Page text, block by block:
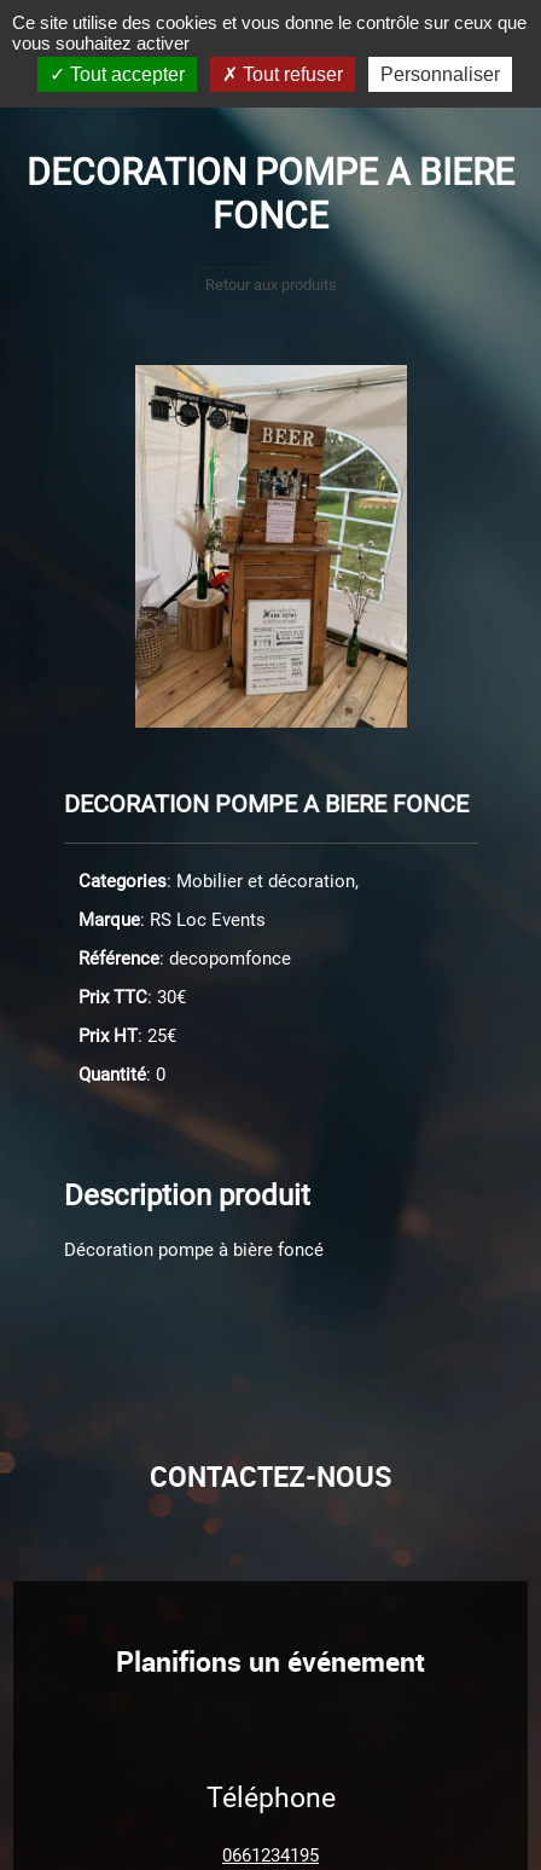
Panneau de gestion des cookies
Ce site utilise des cookies et vous donne le contrôle sur ceux que
vous souhaitez activer
Tout accepter
Tout refuser Personnaliser
DECORATION POMPE A BIERE
FONCE
Retour aux produits
DECORATION POMPE A BIERE FONCE
Categories: Mobilier et décoration,
Marque: RS Loc Events
Référence: decopomfonce
Prix TTC: 30€
Prix HT: 25€
Quantité: 0
Description produit
Décoration pompe à bière foncé
CONTACTEZ-NOUS
Planifions un événement
Téléphone
0661234195